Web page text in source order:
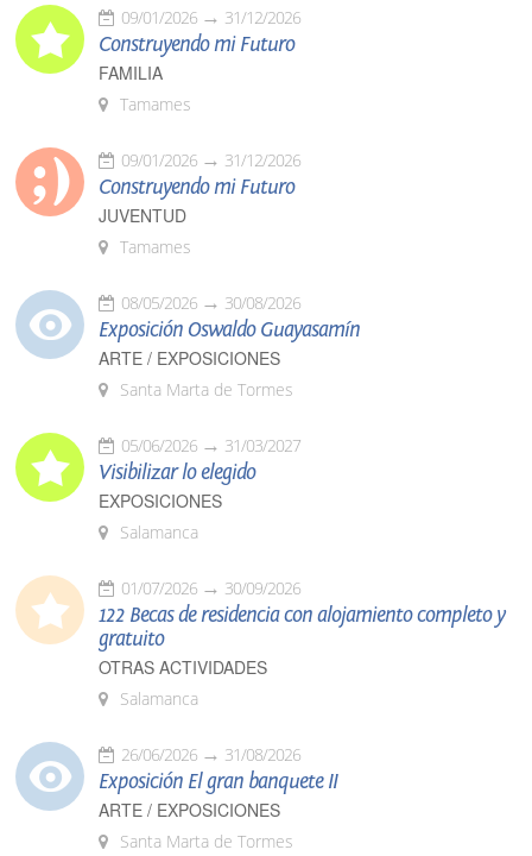
09/01/2026 31/12/2026
Construyendo mi Futuro
FAMILIA
Tamames
09/01/2026 31/12/2026
Construyendo mi Futuro
JUVENTUD
Tamames
08/05/2026 30/08/2026
Exposición Oswaldo Guayasamín
ARTE / EXPOSICIONES
Santa Marta de Tormes
05/06/2026 31/03/2027
Visibilizar lo elegido
EXPOSICIONES
Salamanca
01/07/2026 30/09/2026
122 Becas de residencia con alojamiento completo y
gratuito
OTRAS ACTIVIDADES
Salamanca
26/06/2026 31/08/2026
Exposición El gran banquete II
ARTE / EXPOSICIONES
Santa Marta de Tormes